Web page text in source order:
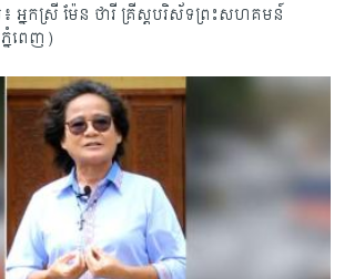
អ្នកស្រី ម៉ែន ថារី គ្រីស្តបរិស័ទព្រះសហគមន៍
នំពេញ)